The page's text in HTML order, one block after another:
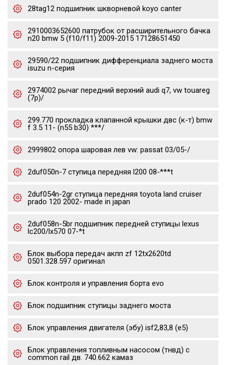
28tag12 подшипник шкворневой koyo canter
2910003652600 патрубок от расширительного бачка
n20 bmw 5 (f10/f11) 2009-2015 17128651450
29590/22 подшипник дифференциала заднего моста
isuzu n-серия
2974002 рычаг передний верхний audi q7, vw touareg
(7p)/
299.770 прокладка клапанной крышки двс (к-т) bmw
f 3.5 11- (n55 b30) ***/
2999802 опора шаровая лев vw: passat 03/05-/
2duf050n-7 ступица передняя l200 08-***t
2duf054n-2gr ступица передняя toyota land cruiser
prado 120 2002- made in japan
2duf058n-5br подшипник передней ступицы lexus
lc200/lx570 07-*t
Блок выбора передач акпп zf 12tx2620td
0501.328.597 оригинал
Блок контроля и управления борта evo
Блок подшипник ступицы заднего моста
Блок управления двигателя (эбу) isf2,83,8 (е5)
Блок управления топливным насосом (тнвд) с
common rail дв. 740.662 камаз